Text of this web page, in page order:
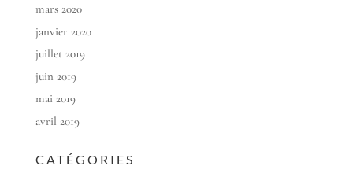
mars 2020
janvier 2020
juillet 2019
juin 2019
mai 2019
avril 2019
CATÉGORIES